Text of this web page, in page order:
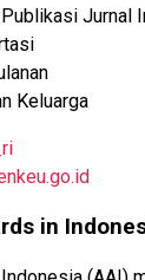
Publikasi Jurnal
Keluarga
in